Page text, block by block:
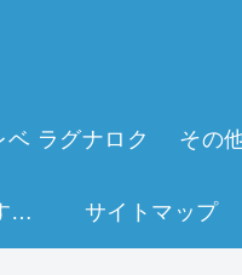
ラグナロク その
家族の本棚／おすすめミュージアム サイトマップ